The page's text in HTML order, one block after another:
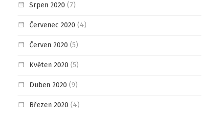
Srpen 2020 (7)
Červenec 2020 (4)
Červen 2020 (5)
Květen 2020 (5)
Duben 2020 (9)
Březen 2020 (4)